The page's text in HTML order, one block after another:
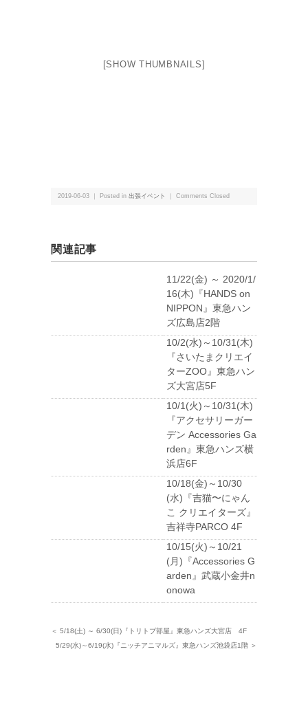
[SHOW THUMBNAILS]
2019-06-03 ｜ Posted in 出張イベント Comments Closed
関連記事
11/22(金) ～ 2020/1/
16(木)『HANDS on
NIPPON』東急ハン
ズ広島店2階
10/2(水)～10/31(木)
『さいたまクリエイ
ターZOO』東急ハン
ズ大宮店5F
10/1(火)～10/31(木)
『アクセサリーガー
デン Accessories Ga
rden』東急ハンズ横
浜店6F
10/18(金)～10/30
(水)『吉猫〜にゃん
こ クリエイターズ』
吉祥寺PARCO 4F
10/15(火)～10/21
(月)『Accessories G
arden』武蔵小金井n
onowa
＜ 5/18(土) ～ 6/30(日)『トリトブ部屋』東急ハンズ大宮店 4F
5/29(水)～6/19(水)『ニッチアニマルズ』東急ハンズ池袋店1階 ＞